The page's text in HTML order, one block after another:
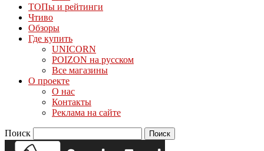
ТОПы и рейтинги
Чтиво
Обзоры
Где купить
UNICORN
POIZON на русском
Все магазины
О проекте
О нас
Контакты
Реклама на сайте
Поиск